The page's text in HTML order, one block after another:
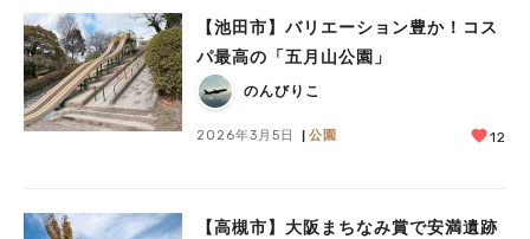
【池田市】バリエーション豊か！コス
パ最高の「五月山公園」
のんびりこ
2026年3月5日 公園 12
【高槻市】大阪まちなみ賞で安満遺跡